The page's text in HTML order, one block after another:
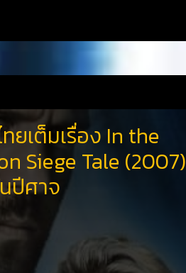
ยเต็มเรื่อง In the
Siege Tale (2007)
ปีศาจ